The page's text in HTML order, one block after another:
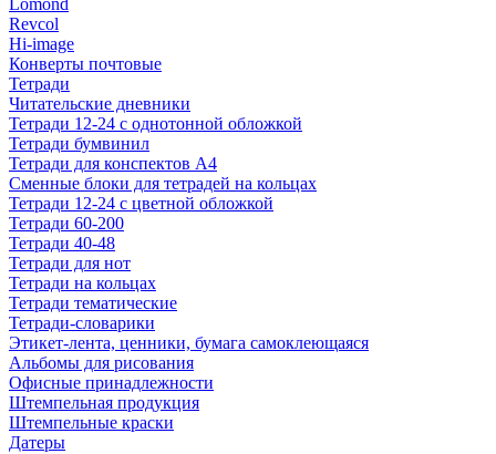
Lomond
Revcol
Hi-image
Конверты почтовые
Тетради
Читательские дневники
Тетради 12-24 с однотонной обложкой
Тетради бумвинил
Тетради для конспектов А4
Сменные блоки для тетрадей на кольцах
Тетради 12-24 с цветной обложкой
Тетради 60-200
Тетради 40-48
Тетради для нот
Тетради на кольцах
Тетради тематические
Тетради-словарики
Этикет-лента, ценники, бумага самоклеющаяся
Альбомы для рисования
Офисные принадлежности
Штемпельная продукция
Штемпельные краски
Датеры